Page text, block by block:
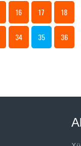
16 17 18
34 35 36